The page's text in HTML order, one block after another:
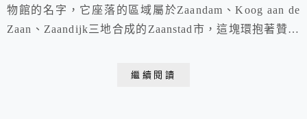
物館的名字，它座落的區域屬於Zaandam、Koog aan de
Zaan、Zaandijk三地合成的Zaanstad市，這塊環抱著贊河
繼續閱讀